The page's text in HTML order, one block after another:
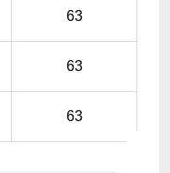
63
63
63